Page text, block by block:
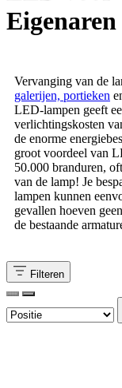
Eigenaren
Vervanging van de
galerijen, portieken
LED-lampen geeft
verlichtingskosten
de enorme
groot voordeel van
50.000 branduren,
van de lamp! Je
lampen kunnen
gevallen hoeven
de bestaande
Filteren